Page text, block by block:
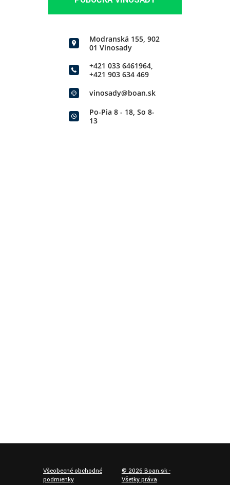
Modranská 155, 902
01 Vinosady
+421 033 6461964,
+421 903 634 469
vinosady@boan.sk
Po-Pia 8 - 18, So 8-
13
Všeobecné obchodné
podmienky
© 2026 Boan.sk -
Všetky práva